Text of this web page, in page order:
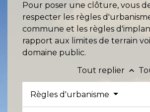
Pour poser une clôture, vous
respecter les règles
commune et les règles
rapport aux limites de terrain
domaine public.
Tout replier keyboard_arrow_up
Règles d'urbanisme